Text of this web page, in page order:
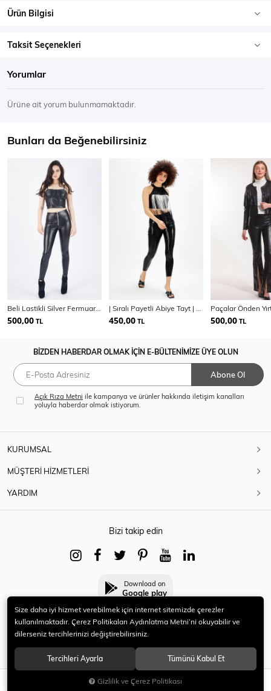
SEPETE EKLE
Ürün Bilgisi
Taksit Seçenekleri
Yorumlar
Ürüne ait yorum bulunmamaktadır.
Bunları da Beğenebilirsiniz
Beli Lastikli Silver Fermuarlı Deri Tayt | Tyt32711
500,00 TL 450,00 TL 500,00 TL
BİZDEN HABERDAR OLMAK İÇİN E-BÜLTENİMİZE ÜYE OLUN
Abone Ol
Açık Rıza Metni ile kampanya ve ürünler hakkında iletişim kanalları
yoluyla haberdar olmak istiyorum.
KURUMSAL
MÜŞTERİ HİZMETLERİ
YARDIM
Bizi takip edin
Download on
Google play
© 2021 HERYENİ. Tüm hakları saklıdır.
Size daha iyi hizmet verebilmek için internet sitemizde çerezler
kullanılmaktadır. Çerez Politikaları Aydınlatma Metni’ni okuyabilir ve
dilerseniz tercihlerinizi değiştirebilirsiniz.
Tercihleri Ayarla Tümünü Kabul Et
Gizlilik ve Çerez Politikası